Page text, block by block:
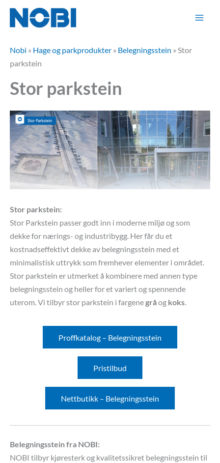
Hopp
innholdet
Nobi » Hage og parkprodukter » Belegningsstein » Stor
parkstein
Stor parkstein
Stor parkstein:
Stor Parkstein passer godt inn i moderne miljø og som
dekke for nærings- og industribygg. Her får du et
kostnadseffektivt dekke av belegningsstein med et
minimalistisk uttrykk som fremhever elementer i området.
Stor parkstein er utmerket å kombinere med annen type
belegningsstein og heller for et variert og spennende
uterom. Vi tilbyr stor parkstein i fargenegråog koks.
Proffkatalog – Belegningsstein
Pristilbud
Nettbutikk – Belegningsstein
Belegningsstein fra NOBI:
NOBI tilbyr kjøresterk og kvalitetssikret belegningsstein til